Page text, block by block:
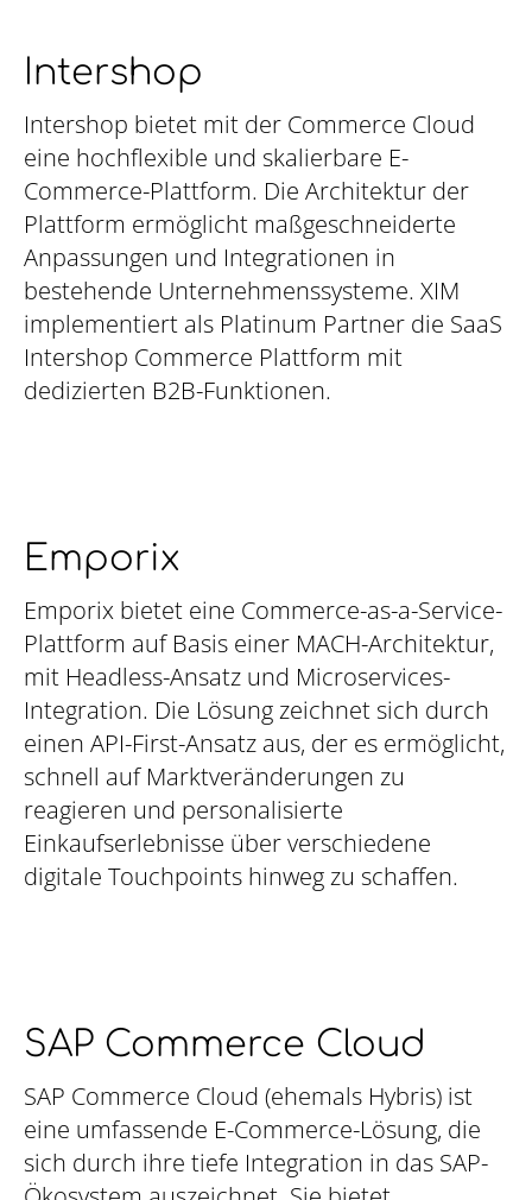
Intershop
Intershop bietet mit der Commerce Cloud
eine hochflexible und skalierbare E-
Commerce-Plattform. Die Architektur der
Plattform ermöglicht maßgeschneiderte
Anpassungen und Integrationen in
bestehende Unternehmenssysteme. XIM
implementiert als Platinum Partner die SaaS
Intershop Commerce Plattform mit
dedizierten B2B-Funktionen.
Emporix
Emporix bietet eine Commerce-as-a-Service-
Plattform auf Basis einer MACH-Architektur,
mit Headless-Ansatz und Microservices-
Integration. Die Lösung zeichnet sich durch
einen API-First-Ansatz aus, der es ermöglicht,
schnell auf Marktveränderungen zu
reagieren und personalisierte
Einkaufserlebnisse über verschiedene
digitale Touchpoints hinweg zu schaffen.
SAP Commerce Cloud
SAP Commerce Cloud (ehemals Hybris) ist
eine umfassende E-Commerce-Lösung, die
sich durch ihre tiefe Integration in das SAP-